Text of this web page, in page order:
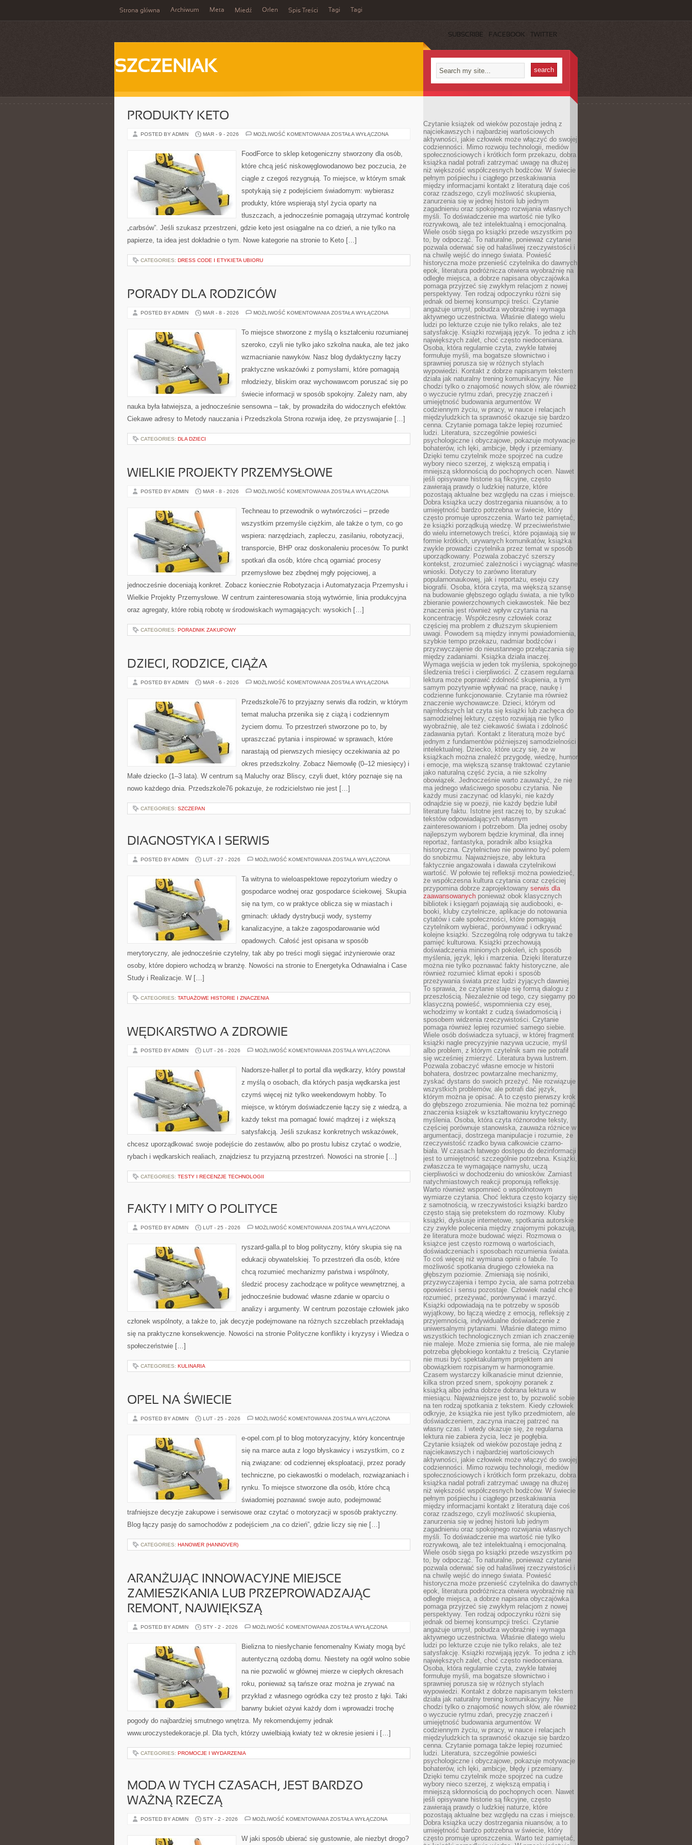
Strona główna Archiwum Meta Miedź Orlen Spis Treści Tagi Tagi
SUBSCRIBE FACEBOOK TWITTER
SZCZENIAK
PRODUKTY KETO
POSTED BY ADMIN MAR - 9 - 2026 MOŻLIWOŚĆ KOMENTOWANIA PRODUKTY
ZOSTAŁA WYŁĄCZONA
FoodForce to sklep ketogeniczny stworzony dla osób,
które chcą jeść niskowęglowodanowo bez poczucia, że
ciągle z czegoś rezygnują. To miejsce, w którym smak
spotykają się z podejściem świadomym: wybierasz
produkty, które wspierają styl życia oparty na
tłuszczach, a jednocześnie pomagają utrzymać kontrolę
„carbsów”. Jeśli szukasz przestrzeni, gdzie keto jest osiągalne na co dzień, a nie tylko na
papierze, ta idea jest dokładnie o tym. Nowe kategorie na stronie to Keto […]
CATEGORIES: DRESS CODE I ETYKIETA UBIORU
PORADY DLA RODZICÓW
POSTED BY ADMIN MAR - 8 - 2026 MOŻLIWOŚĆ KOMENTOWANIA PORADY
ZOSTAŁA WYŁĄCZONA
To miejsce stworzone z myślą o kształceniu rozumianej
szeroko, czyli nie tylko jako szkolna nauka, ale też jako
wzmacnianie nawyków. Nasz blog dydaktyczny łączy
praktyczne wskazówki z pomysłami, które pomagają
młodzieży, bliskim oraz wychowawcom poruszać się po
świecie informacji w sposób spokojny. Zależy nam, aby
nauka była łatwiejsza, a jednocześnie sensowna – tak, by prowadziła do widocznych efektów.
Ciekawe adresy to Metody nauczania i Przedszkola Strona rozwija ideę, że przyswajanie […]
CATEGORIES: DLA DZIECI
WIELKIE PROJEKTY PRZEMYSŁOWE
POSTED BY ADMIN MAR - 8 - 2026 MOŻLIWOŚĆ KOMENTOWANIA WIELKIE
ZOSTAŁA WYŁĄCZONA
Techneau to przewodnik o wytwórczości – przede
wszystkim przemyśle ciężkim, ale także o tym, co go
wspiera: narzędziach, zapleczu, zasilaniu, robotyzacji,
transporcie, BHP oraz doskonaleniu procesów. To punkt
spotkań dla osób, które chcą ogarniać procesy
przemysłowe bez zbędnej mgły pojęciowej, a
jednocześnie doceniają konkret. Zobacz koniecznie Robotyzacja i Automatyzacja Przemysłu i
Wielkie Projekty Przemysłowe. W centrum zainteresowania stoją wytwórnie, linia produkcyjna
oraz agregaty, które robią robotę w środowiskach wymagających: wysokich […]
CATEGORIES: PORADNIK ZAKUPOWY
DZIECI, RODZICE, CIĄŻA
POSTED BY ADMIN MAR - 6 - 2026 MOŻLIWOŚĆ KOMENTOWANIA DZIECI,
ZOSTAŁA WYŁĄCZONA
Przedszkole76 to przyjazny serwis dla rodzin, w którym
temat malucha przenika się z ciążą i codziennym
życiem domu. To przestrzeń stworzone po to, by
upraszczać pytania i inspirować w sprawach, które
narastają od pierwszych miesięcy oczekiwania aż po
okres przedszkolny. Zobacz Niemowlę (0–12 miesięcy) i
Małe dziecko (1–3 lata). W centrum są Maluchy oraz Bliscy, czyli duet, który poznaje się na
nowo każdego dnia. Przedszkole76 pokazuje, że rodzicielstwo nie jest […]
CATEGORIES: SZCZEPAN
DIAGNOSTYKA I SERWIS
POSTED BY ADMIN LUT - 27 - 2026 MOŻLIWOŚĆ KOMENTOWANIA DIAGNOSTYKA
ZOSTAŁA WYŁĄCZONA
Ta witryna to wieloaspektowe repozytorium wiedzy o
gospodarce wodnej oraz gospodarce ściekowej. Skupia
się na tym, co w praktyce oblicza się w miastach i
gminach: układy dystrybucji wody, systemy
kanalizacyjne, a także zagospodarowanie wód
opadowych. Całość jest opisana w sposób
merytoryczny, ale jednocześnie czytelny, tak aby po treści mogli sięgać inżynierowie oraz
osoby, które dopiero wchodzą w branżę. Nowości na stronie to Energetyka Odnawialna i Case
Study i Realizacje. W […]
CATEGORIES: TATUAŻOWE HISTORIE I ZNACZENIA
WĘDKARSTWO A ZDROWIE
POSTED BY ADMIN LUT - 26 - 2026 MOŻLIWOŚĆ KOMENTOWANIA WĘDKARSTWO
ZOSTAŁA WYŁĄCZONA
Nadorsze-haller.pl to portal dla wędkarzy, który powstał
z myślą o osobach, dla których pasja wędkarska jest
czymś więcej niż tylko weekendowym hobby. To
miejsce, w którym doświadczenie łączy się z wiedzą, a
każdy tekst ma pomagać łowić mądrzej i z większą
satysfakcją. Jeśli szukasz konkretnych wskazówek,
chcesz uporządkować swoje podejście do zestawów, albo po prostu lubisz czytać o wodzie,
rybach i wędkarskich realiach, znajdziesz tu przyjazną przestrzeń. Nowości na stronie […]
CATEGORIES: TESTY I RECENZJE TECHNOLOGII
FAKTY I MITY O POLITYCE
POSTED BY ADMIN LUT - 25 - 2026 MOŻLIWOŚĆ KOMENTOWANIA FAKTY
POLITYCE
ZOSTAŁA WYŁĄCZONA
ryszard-galla.pl to blog polityczny, który skupia się na
edukacji obywatelskiej. To przestrzeń dla osób, które
chcą rozumieć mechanizmy państwa i wspólnoty,
śledzić procesy zachodzące w polityce wewnętrznej, a
jednocześnie budować własne zdanie w oparciu o
analizy i argumenty. W centrum pozostaje człowiek jako
członek wspólnoty, a także to, jak decyzje podejmowane na różnych szczeblach przekładają
się na praktyczne konsekwencje. Nowości na stronie Polityczne konflikty i kryzysy i Wiedza o
społeczeństwie […]
CATEGORIES: KULINARIA
OPEL NA ŚWIECIE
POSTED BY ADMIN LUT - 25 - 2026 MOŻLIWOŚĆ KOMENTOWANIA OPEL
ZOSTAŁA WYŁĄCZONA
e-opel.com.pl to blog motoryzacyjny, który koncentruje
się na marce auta z logo błyskawicy i wszystkim, co z
nią związane: od codziennej eksploatacji, przez porady
techniczne, po ciekawostki o modelach, rozwiązaniach i
rynku. To miejsce stworzone dla osób, które chcą
świadomiej poznawać swoje auto, podejmować
trafniejsze decyzje zakupowe i serwisowe oraz czytać o motoryzacji w sposób praktyczny.
Blog łączy pasję do samochodów z podejściem „na co dzień”, gdzie liczy się nie […]
CATEGORIES: HANOWER (HANNOVER)
ARANŻUJĄC INNOWACYJNE MIEJSCE
ZAMIESZKANIA LUB PRZEPROWADZAJĄC
REMONT, NAJWIĘKSZĄ
POSTED BY ADMIN STY - 2 - 2026 MOŻLIWOŚĆ KOMENTOWANIA ARANŻUJĄC
ZAMIESZKANIA
LUB
REMONT,
ZOSTAŁA WYŁĄCZONA
Bielizna to niesłychanie fenomenalny Kwiaty mogą być
autentyczną ozdobą domu. Niestety na ogół wolno sobie
na nie pozwolić w głównej mierze w ciepłych okresach
roku, ponieważ są tańsze oraz można je zrywać na
przykład z własnego ogródka czy też prosto z łąki. Taki
barwny bukiet ożywi każdy dom i wprowadzi trochę
pogody do najbardziej smutnego wnętrza. My rekomendujemy jednak
www.uroczystedekoracje.pl. Dla tych, którzy uwielbiają kwiaty też w okresie jesieni i […]
CATEGORIES: PROMOCJE I WYDARZENIA
MODA W TYCH CZASACH, JEST BARDZO
WAŻNĄ RZECZĄ
POSTED BY ADMIN STY - 2 - 2026 MOŻLIWOŚĆ KOMENTOWANIA MODA
CZASACH,
JEST
ZOSTAŁA WYŁĄCZONA
W jaki sposób ubierać się gustownie, ale niezbyt drogo?
Czytanie książek od wieków pozostaje jedną z
najciekawszych i najbardziej wartościowych
aktywności, jakie człowiek może włączyć do swojej
codzienności. Mimo rozwoju technologii, mediów
społecznościowych i krótkich form przekazu, dobra
książka nadal potrafi zatrzymać uwagę na dłużej
niż większość współczesnych bodźców. W świecie
pełnym pośpiechu i ciągłego przeskakiwania
między informacjami kontakt z literaturą daje coś
coraz rzadszego, czyli możliwość skupienia,
zanurzenia się w jednej historii lub jednym
zagadnieniu oraz spokojnego rozwijania własnych
myśli. To doświadczenie ma wartość nie tylko
rozrywkową, ale też intelektualną i emocjonalną.
Wiele osób sięga po książki przede wszystkim po
to, by odpocząć. To naturalne, ponieważ czytanie
pozwala oderwać się od hałaśliwej rzeczywistości i
na chwilę wejść do innego świata. Powieść
historyczna może przenieść czytelnika do dawnych
epok, literatura podróżnicza otwiera wyobraźnię na
odległe miejsca, a dobrze napisana obyczajówka
pomaga przyjrzeć się zwykłym relacjom z nowej
perspektywy. Ten rodzaj odpoczynku różni się
jednak od biernej konsumpcji treści. Czytanie
angażuje umysł, pobudza wyobraźnię i wymaga
aktywnego uczestnictwa. Właśnie dlatego wielu
ludzi po lekturze czuje nie tylko relaks, ale też
satysfakcję. Książki rozwijają język. To jedna z ich
największych zalet, choć często niedoceniana.
Osoba, która regularnie czyta, zwykle łatwiej
formułuje myśli, ma bogatsze słownictwo i
sprawniej porusza się w różnych stylach
wypowiedzi. Kontakt z dobrze napisanym tekstem
działa jak naturalny trening komunikacyjny. Nie
chodzi tylko o znajomość nowych słów, ale również
o wyczucie rytmu zdań, precyzję znaczeń i
umiejętność budowania argumentów. W
codziennym życiu, w pracy, w nauce i relacjach
międzyludzkich ta sprawność okazuje się bardzo
cenna. Czytanie pomaga także lepiej rozumieć
ludzi. Literatura, szczególnie powieści
psychologiczne i obyczajowe, pokazuje motywacje
bohaterów, ich lęki, ambicje, błędy i przemiany.
Dzięki temu czytelnik może spojrzeć na cudze
wybory nieco szerzej, z większą empatią i
mniejszą skłonnością do pochopnych ocen. Nawet
jeśli opisywane historie są fikcyjne, często
zawierają prawdy o ludzkiej naturze, które
pozostają aktualne bez względu na czas i miejsce.
Dobra książka uczy dostrzegania niuansów, a to
umiejętność bardzo potrzebna w świecie, który
często promuje uproszczenia. Warto też pamiętać,
że książki porządkują wiedzę. W przeciwieństwie
do wielu internetowych treści, które pojawiają się w
formie krótkich, urywanych komunikatów, książka
zwykle prowadzi czytelnika przez temat w sposób
uporządkowany. Pozwala zobaczyć szerszy
kontekst, zrozumieć zależności i wyciągnąć własne
wnioski. Dotyczy to zarówno literatury
popularnonaukowej, jak i reportażu, eseju czy
biografii. Osoba, która czyta, ma większą szansę
na budowanie głębszego oglądu świata, a nie tylko
zbieranie powierzchownych ciekawostek. Nie bez
znaczenia jest również wpływ czytania na
koncentrację. Współczesny człowiek coraz
częściej ma problem z dłuższym skupieniem
uwagi. Powodem są między innymi powiadomienia,
szybkie tempo przekazu, nadmiar bodźców i
przyzwyczajenie do nieustannego przełączania się
między zadaniami. Książka działa inaczej.
Wymaga wejścia w jeden tok myślenia, spokojnego
śledzenia treści i cierpliwości. Z czasem regularna
lektura może poprawić zdolność skupienia, a tym
samym pozytywnie wpływać na pracę, naukę i
codzienne funkcjonowanie. Czytanie ma również
znaczenie wychowawcze. Dzieci, którym od
najmłodszych lat czyta się książki lub zachęca do
samodzielnej lektury, często rozwijają nie tylko
wyobraźnię, ale też ciekawość świata i zdolność
zadawania pytań. Kontakt z literaturą może być
jednym z fundamentów późniejszej samodzielności
intelektualnej. Dziecko, które uczy się, że w
książkach można znaleźć przygodę, wiedzę, humor
i emocje, ma większą szansę traktować czytanie
jako naturalną część życia, a nie szkolny
obowiązek. Jednocześnie warto zauważyć, że nie
ma jednego właściwego sposobu czytania. Nie
każdy musi zaczynać od klasyki, nie każdy
odnajdzie się w poezji, nie każdy będzie lubił
literaturę faktu. Istotne jest raczej to, by szukać
tekstów odpowiadających własnym
zainteresowaniom i potrzebom. Dla jednej osoby
najlepszym wyborem będzie kryminał, dla innej
reportaż, fantastyka, poradnik albo książka
historyczna. Czytelnictwo nie powinno być polem
do snobizmu. Najważniejsze, aby lektura
faktycznie angażowała i dawała czytelnikowi
wartość. W połowie tej refleksji można powiedzieć,
że współczesna kultura czytania coraz częściej
przypomina dobrze zaprojektowany serwis dla
zaawansowanych ponieważ obok klasycznych
bibliotek i księgarń pojawiają się audiobooki, e-
booki, kluby czytelnicze, aplikacje do notowania
cytatów i całe społeczności, które pomagają
czytelnikom wybierać, porównywać i odkrywać
kolejne książki. Szczególną rolę odgrywa tu także
pamięć kulturowa. Książki przechowują
doświadczenia minionych pokoleń, ich sposób
myślenia, język, lęki i marzenia. Dzięki literaturze
można nie tylko poznawać fakty historyczne, ale
również rozumieć klimat epoki i sposób
przeżywania świata przez ludzi żyjących dawniej.
To sprawia, że czytanie staje się formą dialogu z
przeszłością. Niezależnie od tego, czy sięgamy po
klasyczną powieść, wspomnienia czy esej,
wchodzimy w kontakt z cudzą świadomością i
sposobem widzenia rzeczywistości. Czytanie
pomaga również lepiej rozumieć samego siebie.
Wiele osób doświadcza sytuacji, w której fragment
książki nagle precyzyjnie nazywa uczucie, myśl
albo problem, z którym czytelnik sam nie potrafił
się wcześniej zmierzyć. Literatura bywa lustrem.
Pozwala zobaczyć własne emocje w historii
bohatera, dostrzec powtarzalne mechanizmy,
zyskać dystans do swoich przeżyć. Nie rozwiązuje
wszystkich problemów, ale potrafi dać język,
którym można je opisać. A to często pierwszy krok
do głębszego zrozumienia. Nie można też pominąć
znaczenia książek w kształtowaniu krytycznego
myślenia. Osoba, która czyta różnorodne teksty,
częściej porównuje stanowiska, zauważa różnice w
argumentacji, dostrzega manipulacje i rozumie, że
rzeczywistość rzadko bywa całkowicie czarno-
biała. W czasach łatwego dostępu do dezinformacji
jest to umiejętność szczególnie potrzebna. Książki,
zwłaszcza te wymagające namysłu, uczą
cierpliwości w dochodzeniu do wniosków. Zamiast
natychmiastowych reakcji proponują refleksję.
Warto również wspomnieć o wspólnotowym
wymiarze czytania. Choć lektura często kojarzy się
z samotnością, w rzeczywistości książki bardzo
często stają się pretekstem do rozmowy. Kluby
książki, dyskusje internetowe, spotkania autorskie
czy zwykłe polecenia między znajomymi pokazują,
że literatura może budować więzi. Rozmowa o
książce jest często rozmową o wartościach,
doświadczeniach i sposobach rozumienia świata.
To coś więcej niż wymiana opinii o fabule. To
możliwość spotkania drugiego człowieka na
głębszym poziomie. Zmieniają się nośniki,
przyzwyczajenia i tempo życia, ale sama potrzeba
opowieści i sensu pozostaje. Człowiek nadal chce
rozumieć, przeżywać, porównywać i marzyć.
Książki odpowiadają na te potrzeby w sposób
wyjątkowy, bo łączą wiedzę z emocją, refleksję z
przyjemnością, indywidualne doświadczenie z
uniwersalnymi pytaniami. Właśnie dlatego mimo
wszystkich technologicznych zmian ich znaczenie
nie maleje. Może zmienia się forma, ale nie maleje
potrzeba głębokiego kontaktu z treścią. Czytanie
nie musi być spektakularnym projektem ani
obowiązkiem rozpisanym w harmonogramie.
Czasem wystarczy kilkanaście minut dziennie,
kilka stron przed snem, spokojny poranek z
książką albo jedna dobrze dobrana lektura w
miesiącu. Najważniejsze jest to, by pozwolić sobie
na ten rodzaj spotkania z tekstem. Kiedy człowiek
odkryje, że książka nie jest tylko przedmiotem, ale
doświadczeniem, zaczyna inaczej patrzeć na
własny czas. I wtedy okazuje się, że regularna
lektura nie zabiera życia, lecz je pogłębia.
Czytanie książek od wieków pozostaje jedną z
najciekawszych i najbardziej wartościowych
aktywności, jakie człowiek może włączyć do swojej
codzienności. Mimo rozwoju technologii, mediów
społecznościowych i krótkich form przekazu, dobra
książka nadal potrafi zatrzymać uwagę na dłużej
niż większość współczesnych bodźców. W świecie
pełnym pośpiechu i ciągłego przeskakiwania
między informacjami kontakt z literaturą daje coś
coraz rzadszego, czyli możliwość skupienia,
zanurzenia się w jednej historii lub jednym
zagadnieniu oraz spokojnego rozwijania własnych
myśli. To doświadczenie ma wartość nie tylko
rozrywkową, ale też intelektualną i emocjonalną.
Wiele osób sięga po książki przede wszystkim po
to, by odpocząć. To naturalne, ponieważ czytanie
pozwala oderwać się od hałaśliwej rzeczywistości i
na chwilę wejść do innego świata. Powieść
historyczna może przenieść czytelnika do dawnych
epok, literatura podróżnicza otwiera wyobraźnię na
odległe miejsca, a dobrze napisana obyczajówka
pomaga przyjrzeć się zwykłym relacjom z nowej
perspektywy. Ten rodzaj odpoczynku różni się
jednak od biernej konsumpcji treści. Czytanie
angażuje umysł, pobudza wyobraźnię i wymaga
aktywnego uczestnictwa. Właśnie dlatego wielu
ludzi po lekturze czuje nie tylko relaks, ale też
satysfakcję. Książki rozwijają język. To jedna z ich
największych zalet, choć często niedoceniana.
Osoba, która regularnie czyta, zwykle łatwiej
formułuje myśli, ma bogatsze słownictwo i
sprawniej porusza się w różnych stylach
wypowiedzi. Kontakt z dobrze napisanym tekstem
działa jak naturalny trening komunikacyjny. Nie
chodzi tylko o znajomość nowych słów, ale również
o wyczucie rytmu zdań, precyzję znaczeń i
umiejętność budowania argumentów. W
codziennym życiu, w pracy, w nauce i relacjach
międzyludzkich ta sprawność okazuje się bardzo
cenna. Czytanie pomaga także lepiej rozumieć
ludzi. Literatura, szczególnie powieści
psychologiczne i obyczajowe, pokazuje motywacje
bohaterów, ich lęki, ambicje, błędy i przemiany.
Dzięki temu czytelnik może spojrzeć na cudze
wybory nieco szerzej, z większą empatią i
mniejszą skłonnością do pochopnych ocen. Nawet
jeśli opisywane historie są fikcyjne, często
zawierają prawdy o ludzkiej naturze, które
pozostają aktualne bez względu na czas i miejsce.
Dobra książka uczy dostrzegania niuansów, a to
umiejętność bardzo potrzebna w świecie, który
często promuje uproszczenia. Warto też pamiętać,